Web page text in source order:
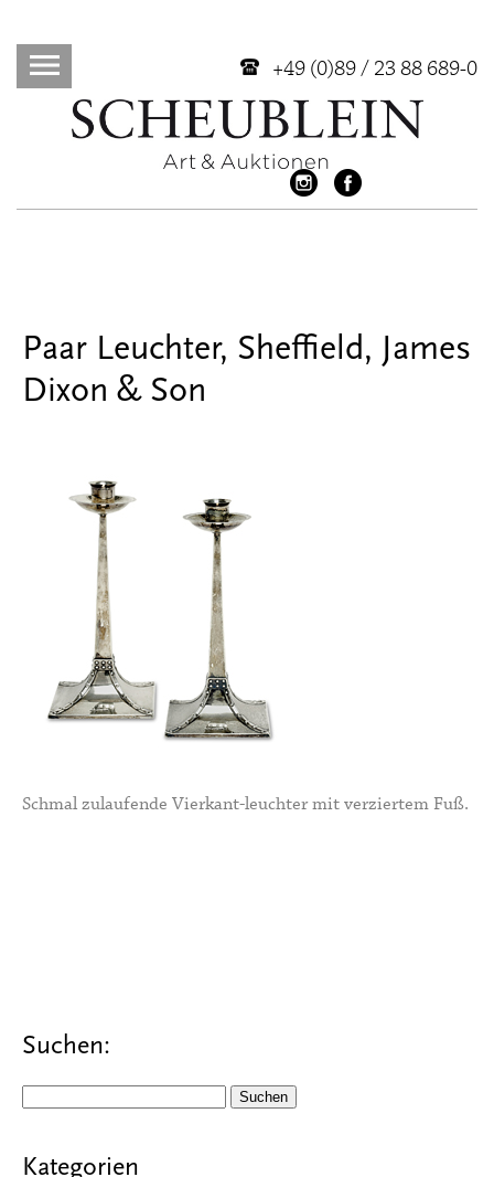
+49 (0)89 / 23 88 689-0
Paar Leuchter, Sheffield, James
Dixon & Son
Schmal zulaufende Vierkant-leuchter mit verziertem Fuß.
Suchen:
Kategorien